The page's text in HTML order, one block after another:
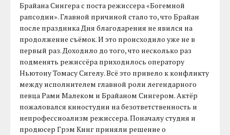
Брайана Сингера с поста режиссера «Богемной
рапсодии». Главной причиной стало то, что Брайан
после праздника Дня благодарения не явился на
продолжение съёмок. И это происходило уже не в
первый раз. Доходило до того, что несколько раз
подменять режиссёра приходилось оператору
Ньютону Томасу Сигелу. Всё это привело к конфликту
между исполнителем главной роли легендарного
певца Рами Малеком и Брайаном Сингером. Актёр
пожаловался киностудии на безответственность и
непрофессиоализм режиссера. Поначалу студия и
продюсер Грэм Кинг приняли решение о